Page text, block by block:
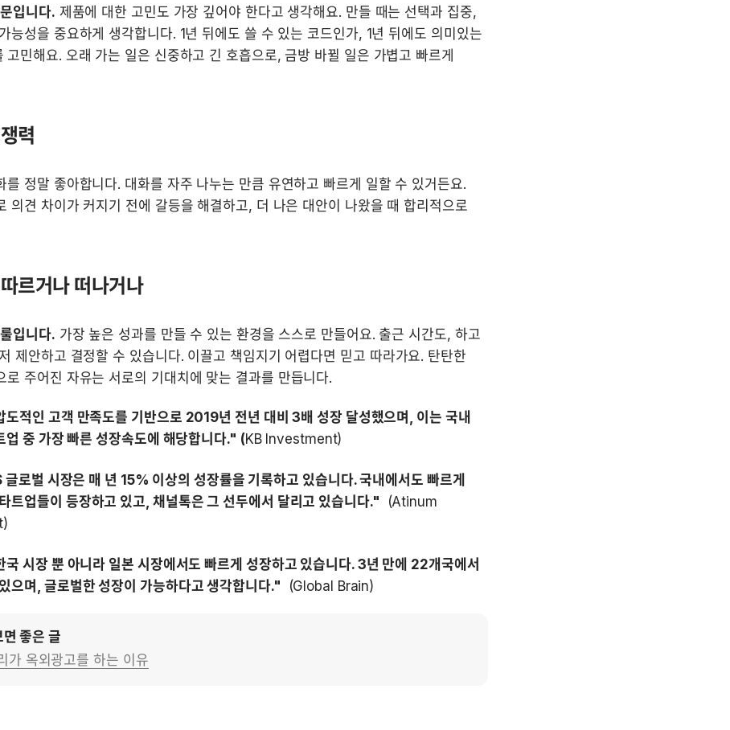
입니다. 제품에 대한 고민도 가장 깊어야 한다고 생각해요. 만들 때는 선택과 집중,
능성을 중요하게 생각합니다. 1년 뒤에도 쓸 수 있는 코드인가, 1년 뒤에도 의미있는
고민해요. 오래 가는 일은 신중하고 긴 호흡으로, 금방 바뀔 일은 가볍고 빠르게
력
를 정말 좋아합니다. 대화를 자주 나누는 만큼 유연하고 빠르게 일할 수 있거든요.
의견 차이가 커지기 전에 갈등을 해결하고, 더 나은 대안이 나왔을 때 합리적으로
르거나 떠나거나
입니다. 가장 높은 성과를 만들 수 있는 환경을 스스로 만들어요. 출근 시간도, 하고
제안하고 결정할 수 있습니다. 이끌고 책임지기 어렵다면 믿고 따라가요. 탄탄한
로 주어진 자유는 서로의 기대치에 맞는 결과를 만듭니다.
도적인 고객 만족도를 기반으로 2019년 전년 대비 3배 성장 달성했으며, 이는 국내
업 중 가장 빠른 성장속도에 해당합니다." (KB Investment)
로벌 시장은 매 년 15% 이상의 성장률을 기록하고 있습니다. 국내에서도 빠르게
트업들이 등장하고 있고, 채널톡은 그 선두에서 달리고 있습니다."
(Atinum
국 시장 뿐 아니라 일본 시장에서도 빠르게 성장하고 있습니다. 3년 만에 22개국에서
으며, 글로벌한 성장이 가능하다고 생각합니다."
(Global Brain)
좋은 글
가 옥외광고를 하는 이유